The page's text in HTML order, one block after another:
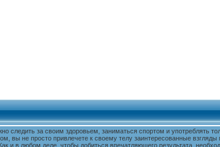
следить за своим здоровьем, заниматься спортом и употреблять
вы не просто привлечете к своему телу заинтересованные
и в любом деле, чтобы добиться впечатляющего результата,